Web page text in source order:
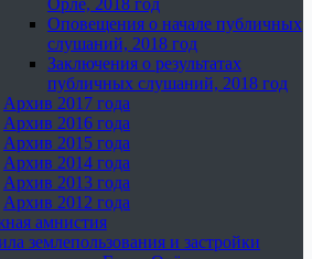
Орле, 2018 год
Оповещения о начале публичных
слушаний, 2018 год
Заключения о результатах
публичных слушаний, 2018 год
Архив 2017 года
Архив 2016 года
Архив 2015 года
Архив 2014 года
Архив 2013 года
Архив 2012 года
амнистия
землепользования и застройки